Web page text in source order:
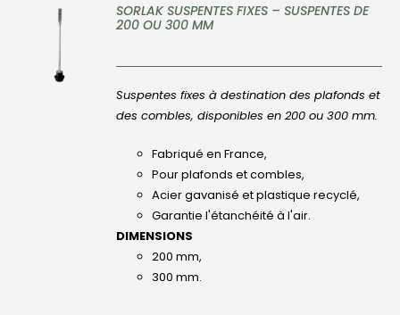
SORLAK SUSPENTES FIXES – SUSPENTES DE
200 OU 300 MM
Suspentes fixes à destination des plafonds et
des combles, disponibles en 200 ou 300 mm.
Fabriqué en France,
Pour plafonds et combles,
Acier gavanisé et plastique recyclé,
Garantie l'étanchéité à l'air.
DIMENSIONS
200 mm,
300 mm.